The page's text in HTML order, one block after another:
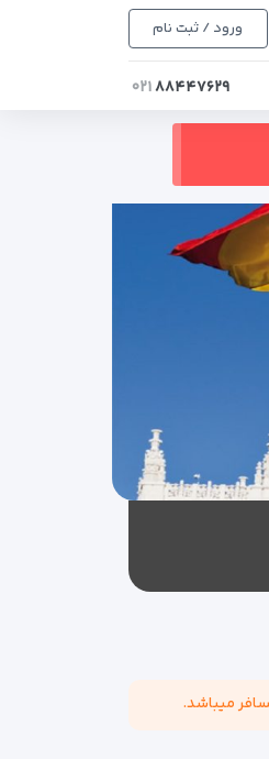
ورود / ثبت نام
۸۸۴۴۷۶۲۹۰۲۱